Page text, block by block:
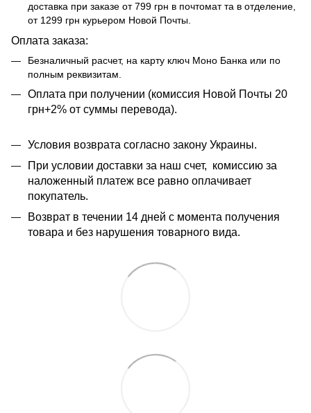
доставка при заказе от 799 грн в почтомат та в отделение,
от 1299 грн курьером Новой Почты.
Оплата заказа:
Безналичный расчет, на карту ключ Моно Банка или по
полным реквизитам.
​​Оплата при получении (комиссия Новой Почты 20
грн+2% от суммы перевода).
Условия возврата согласно закону Украины.
При условии доставки за наш счет, комиссию за
наложенный платеж все равно оплачивает
покупатель.
Возврат в течении 14 дней с момента получения
товара и без нарушения товарного вида.